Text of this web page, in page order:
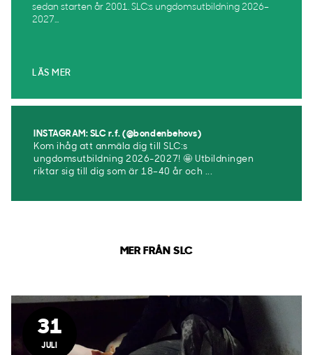
sedan starten år 2001. SLC:s ungdomsutbildning 2026–
2027...
LÄS MER
INSTAGRAM: SLC r.f. (@bondenbehovs)
Kom ihåg att anmäla dig till SLC:s
ungdomsutbildning 2026-2027! 🤩 Utbildningen
riktar sig till dig som är 18–40 år och ...
MER FRÅN SLC
31
JULI